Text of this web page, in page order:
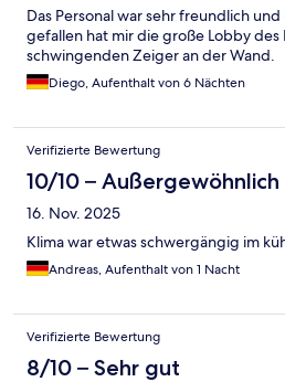
Das Personal war sehr freundlich
gefallen hat mir die große Lobby
schwingenden Zeiger an der Wand.
Diego, Aufenthalt von 6 Nächten
Verifizierte Bewertung
10/10 – Außergewöhnlich
16. Nov. 2025
Klima war etwas schwergängig im
Andreas, Aufenthalt von 1 Nacht
Verifizierte Bewertung
8/10 – Sehr gut